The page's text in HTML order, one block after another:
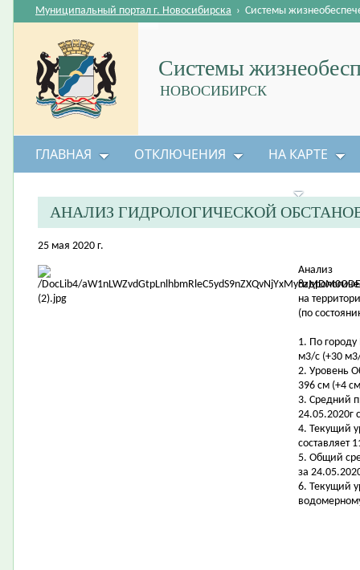
Системы
НОВОСИБИРСК
Муниципальный портал г. Новосибирска › Системы
ГЛАВНАЯ ОТКЛЮЧЕНИЯ НА КАРТЕ
АНАЛИЗ ГИДРОЛОГИЧЕСКОЙ
25 мая 2020 г.
Анализ
на
(по
1. По
м3/с (+30
2. Уровень
396 см (+4
3. Средний
24.05.2020г
4. Текущий
составляет
5. Общий
за
6. Текущий